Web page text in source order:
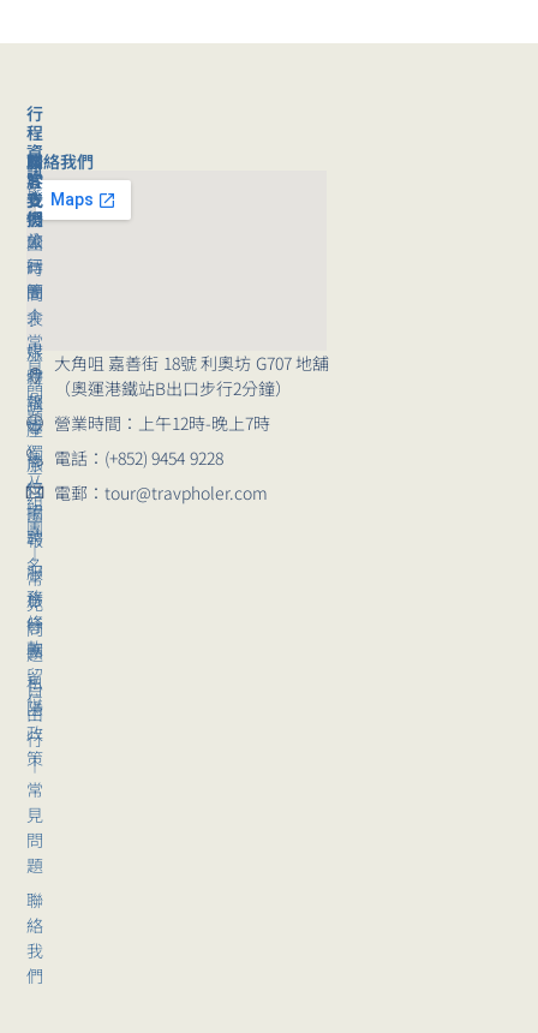
聯絡我們
大角咀 嘉善街 18號 利奧坊 G707 地舖
（奧運港鐵站B出口步行2分鐘）
營業時間：上午12時-晚上7時
電話：(+852) 9454 9228
電郵：tour@travpholer.com
行
程
資
訊
旅
行
團
時
間
表
旅
行
講
座
旅
行
團
報
名
旅
行
團
留
位
旅
客
支
援
旅
行
團
｜
常
見
問
題
獨
立
組
團
｜
常
見
問
題
自
由
行
｜
常
見
問
題
聯
絡
我
們
關
於
我
們
公
司
簡
介
媒
體
報
導
崗
位
招
聘
服
務
條
款
私
隱
政
策